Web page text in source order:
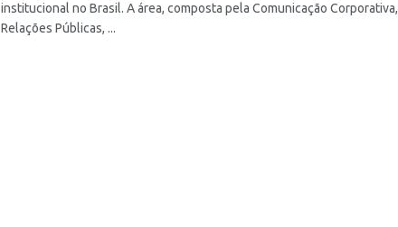
institucional no Brasil. A área, composta pela Comunicação Corporativa,
Relações Públicas, ...